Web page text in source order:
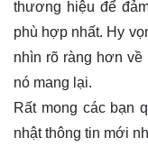
thương hiệu để
phù hợp nhất. Hy
nhìn rõ ràng hơn
nó mang lại.
Rất mong các bạn
nhật thông tin mới